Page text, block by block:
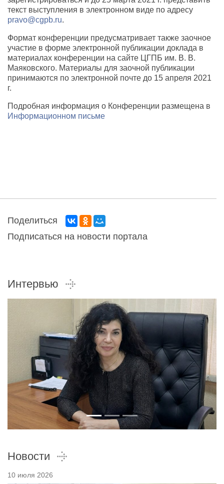
текст выступления в электронном виде по адресу
pravo@cgpb.ru.
Формат конференции предусматривает также заочное
участие в форме электронной публикации доклада в
материалах конференции на сайте ЦГПБ им. В. В.
Маяковского. Материалы для заочной публикации
принимаются по электронной почте до 15 апреля 2021
г.
Подробная информация о Конференции размещена в
Информационном письме
Поделиться
Подписаться на новости портала
Интервью
Новости
10 июля 2026